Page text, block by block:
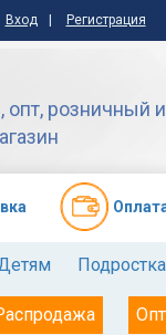
Вход Регистрация
розничный